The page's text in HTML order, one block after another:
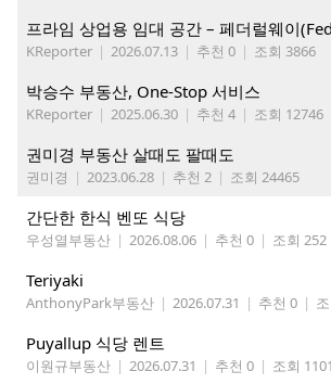
KReporter | 2026.07.13 | 추천 0 | 조회 3866
박승수 부동산, One-Stop 서비스
KReporter | 2025.06.30 | 추천 4 | 조회 12746
권미경 부동산 살때도 팔때도
권미경 | 2023.06.28 | 추천 2 | 조회 24465
간단한 한식 벤또 식당
우성열부동산 | 2026.08.06 | 추천 0 | 조회 252
Teriyaki
AnthonyPark부동산 | 2026.07.31 | 추천 0 |
Puyallup 식당 렌트
이원규부동산 | 2026.07.31 | 추천 0 | 조회 1101